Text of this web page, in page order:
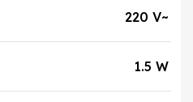
220 V~
1.5 W